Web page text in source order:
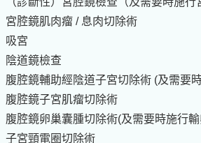
宮腔鏡肌肉瘤 / 息肉切除術
吸宮
陰道鏡檢查
腹腔鏡輔助經陰道子宮切除術 (及需要
腹腔鏡子宮肌瘤切除術
腹腔鏡卵巢囊腫切除術(及需要時施行
子宮頸電圈切除術